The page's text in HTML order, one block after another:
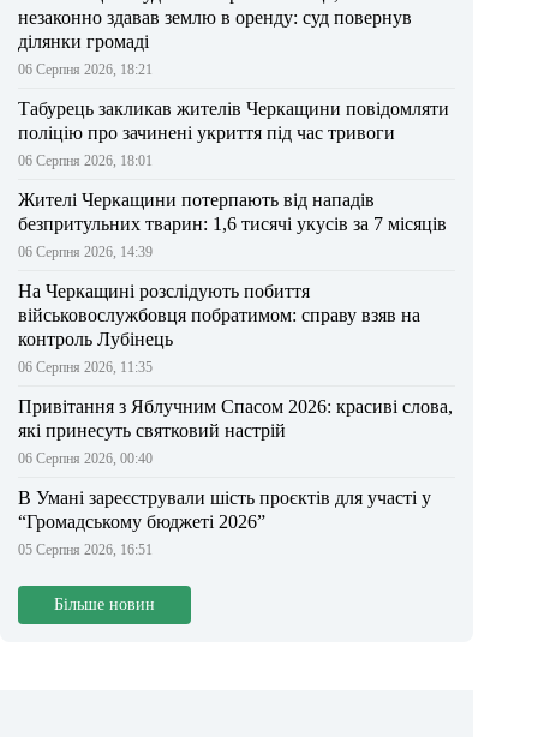
незаконно здавав землю в оренду: суд повернув
ділянки громаді
06 Серпня 2026, 18:21
Табурець закликав жителів Черкащини повідомляти
поліцію про зачинені укриття під час тривоги
06 Серпня 2026, 18:01
Жителі Черкащини потерпають від нападів
безпритульних тварин: 1,6 тисячі укусів за 7 місяців
06 Серпня 2026, 14:39
На Черкащині розслідують побиття
військовослужбовця побратимом: справу взяв на
контроль Лубінець
06 Серпня 2026, 11:35
Привітання з Яблучним Спасом 2026: красиві слова,
які принесуть святковий настрій
06 Серпня 2026, 00:40
В Умані зареєстрували шість проєктів для участі у
“Громадському бюджеті 2026”
05 Серпня 2026, 16:51
Більше новин